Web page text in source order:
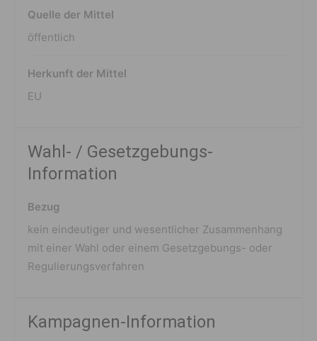
Quelle der Mittel
öffentlich
Herkunft der Mittel
EU
Wahl- / Gesetzgebungs-
Information
Bezug
kein eindeutiger und wesentlicher Zusammenhang
mit einer Wahl oder einem Gesetzgebungs- oder
Regulierungsverfahren
Kampagnen-Information